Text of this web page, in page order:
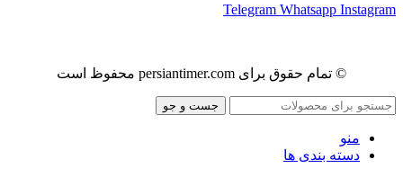
Telegram Whatsapp Instagram
© تمام حقوق برای persiantimer.com محفوظ است
جست و جو
منو
دسته بندی ها